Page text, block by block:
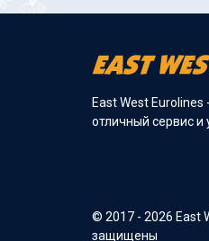
East West
отличный сервис и
© 2017 - 2026 East
защищены